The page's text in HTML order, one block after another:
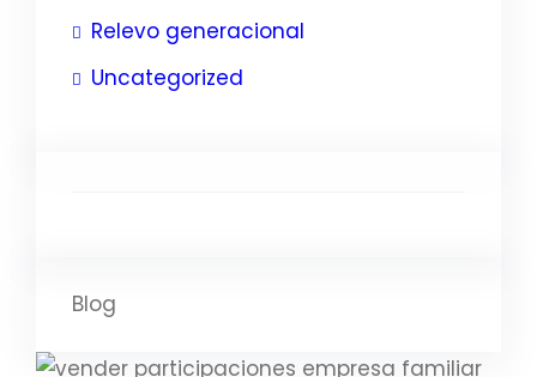
Relevo generacional
Uncategorized
Blog